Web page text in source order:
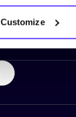
Customize